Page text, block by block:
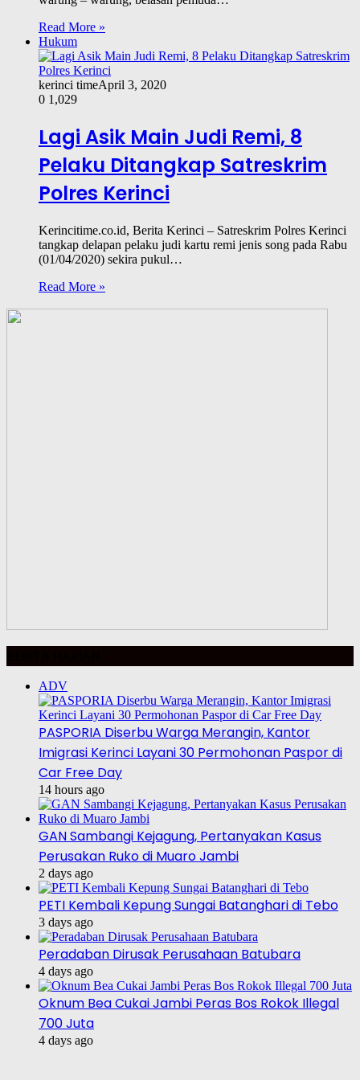
Read More »
Hukum
kerinci timeApril 3, 2020
0 1,029
Lagi Asik Main Judi Remi, 8
Pelaku Ditangkap Satreskrim
Polres Kerinci
Kerincitime.co.id, Berita Kerinci – Satreskrim Polres Kerinci
tangkap delapan pelaku judi kartu remi jenis song pada Rabu
(01/04/2020) sekira pukul…
Read More »
ADV
PASPORIA Diserbu Warga Merangin, Kantor
Imigrasi Kerinci Layani 30 Permohonan Paspor di
Car Free Day
14 hours ago
GAN Sambangi Kejagung, Pertanyakan Kasus
Perusakan Ruko di Muaro Jambi
2 days ago
PETI Kembali Kepung Sungai Batanghari di Tebo
3 days ago
Peradaban Dirusak Perusahaan Batubara
4 days ago
Oknum Bea Cukai Jambi Peras Bos Rokok Illegal
700 Juta
4 days ago